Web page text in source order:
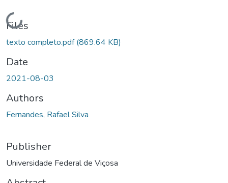
Loading...
Files
texto completo.pdf(869.64 KB)
Date
2021-08-03
Authors
Fernandes, Rafael Silva
Publisher
Universidade Federal de Viçosa